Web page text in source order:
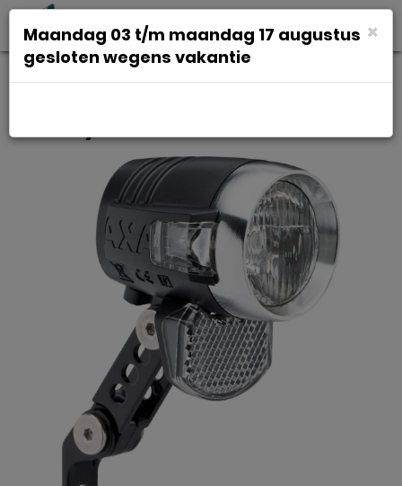
×
Maandag 03 t/m maandag 17 augustus
gesloten wegens vakantie